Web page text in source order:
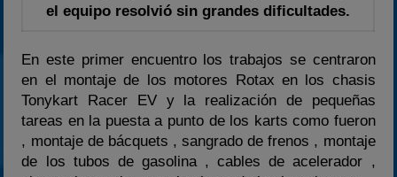
el equipo resolvió sin grandes dificultades.
En este primer encuentro los trabajos se centraron
en el montaje de los motores Rotax en los chasis
Tonykart Racer EV y la realización de pequeñas
tareas en la puesta a punto de los karts como fueron
, montaje de bácquets , sangrado de frenos , montaje
de los tubos de gasolina , cables de acelerador ,